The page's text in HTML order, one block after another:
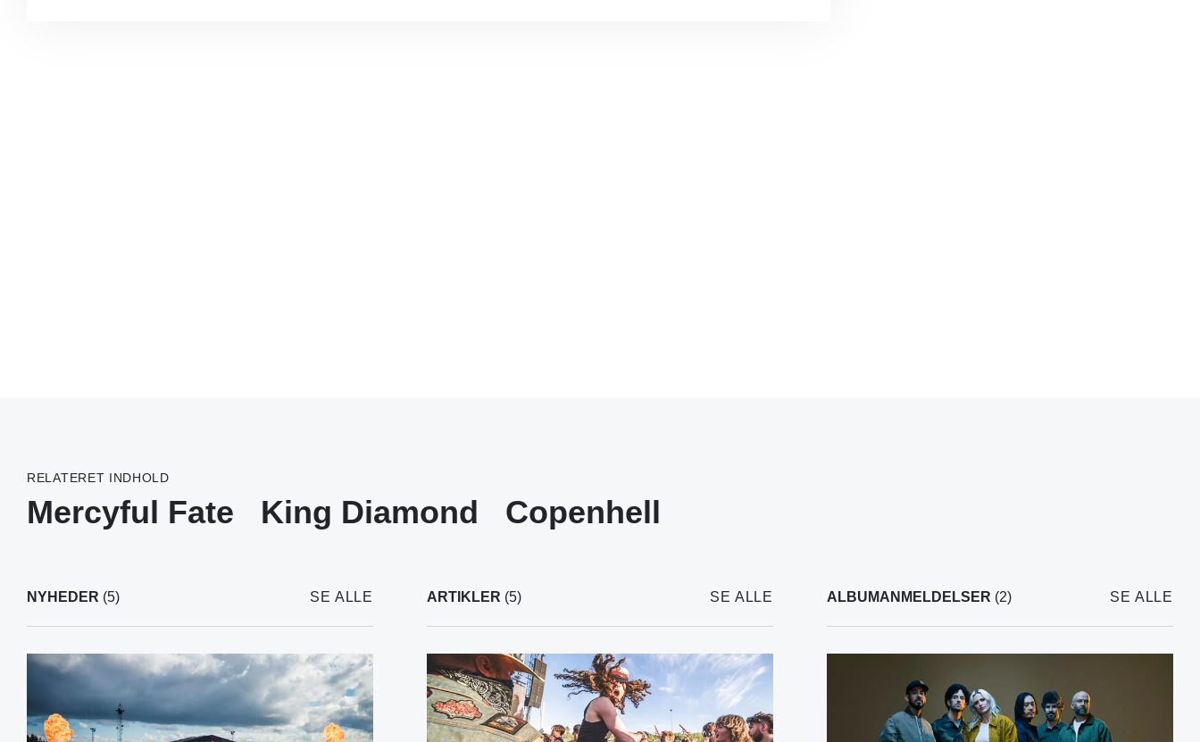
RELATERET INDHOLD
Mercyful Fate King Diamond Copenhell
NYHEDER (5) SE ALLE ARTIKLER (5) SE ALLE ALBUMANMELDELSER (2) SE ALLE